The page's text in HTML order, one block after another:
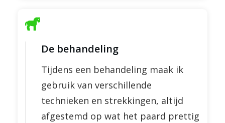
De behandeling
Tijdens een behandeling maak ik
gebruik van verschillende
technieken en strekkingen, altijd
afgestemd op wat het paard prettig